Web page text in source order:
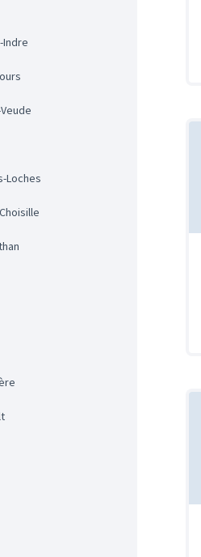
Indre
Loches